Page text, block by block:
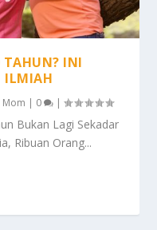
TAHUN? INI
ILMIAH
Mom | 0 |
Bukan Lagi Sekadar
Ribuan Orang...